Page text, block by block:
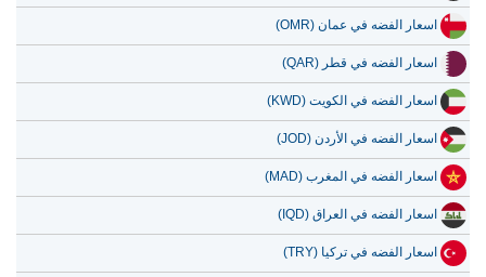
14 يوليو 2026
13 يوليو 2026
12 يوليو 2026
11 يوليو 2026
10 يوليو 2026
9 يوليو 2026
اسعار الفضه في عمان (OMR)
اسعار الفضه في قطر (QAR)
اسعار الفضه في الكويت (KWD)
اسعار الفضه في الأردن (JOD)
اسعار الفضه في المغرب (MAD)
اسعار الفضه في العراق (IQD)
اسعار الفضه في تركيا (TRY)